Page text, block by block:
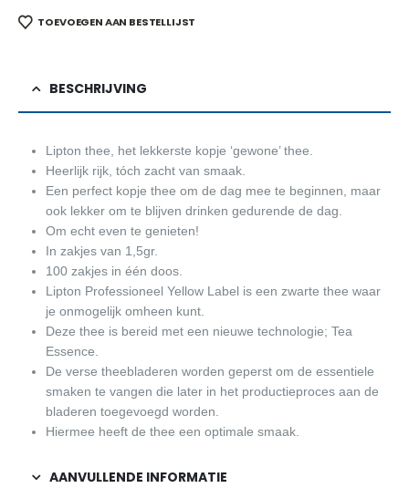
TOEVOEGEN AAN BESTELLIJST
BESCHRIJVING
Lipton thee, het lekkerste kopje ‘gewone’ thee.
Heerlijk rijk, tóch zacht van smaak.
Een perfect kopje thee om de dag mee te beginnen, maar
ook lekker om te blijven drinken gedurende de dag.
Om echt even te genieten!
In zakjes van 1,5gr.
100 zakjes in één doos.
Lipton Professioneel Yellow Label is een zwarte thee waar
je onmogelijk omheen kunt.
Deze thee is bereid met een nieuwe technologie; Tea
Essence.
De verse theebladeren worden geperst om de essentiele
smaken te vangen die later in het productieproces aan de
bladeren toegevoegd worden.
Hiermee heeft de thee een optimale smaak.
AANVULLENDE INFORMATIE